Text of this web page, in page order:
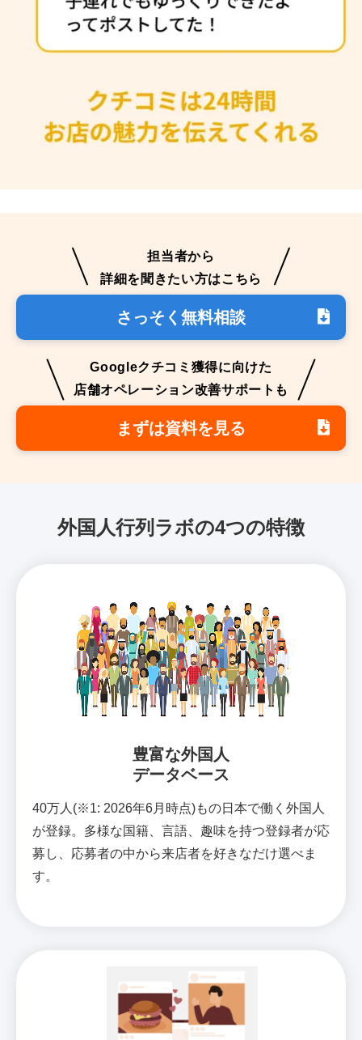
担当者から
詳細を聞きたい方はこちら
さっそく無料相談
Googleクチコミ獲得に向けた
店舗オペレーション改善サポートも
まずは資料を見る
外国人行列ラボの4つの特徴
豊富な外国人
データベース
40万人(※1: 2026年6月時点)もの日本で働く外国人
が登録。多様な国籍、言語、趣味を持つ登録者が応
募し、応募者の中から来店者を好きなだけ選べま
す。